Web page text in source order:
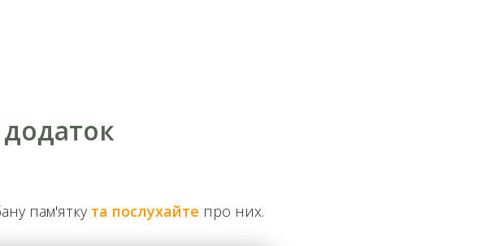
пам'ятку та послухайте про них.